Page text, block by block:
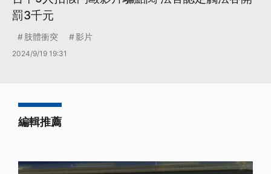
罰3千元
肢體衝突 影片
2024/9/19 19:31
編輯推薦